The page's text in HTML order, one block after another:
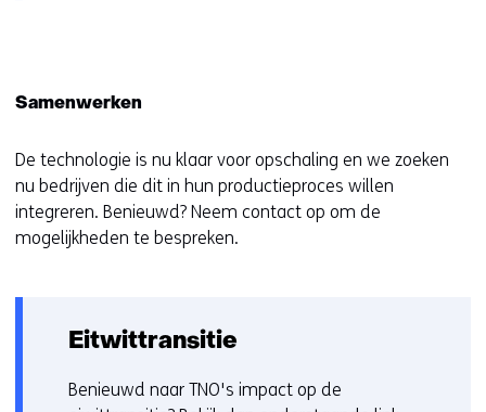
Samenwerken
De technologie is nu klaar voor opschaling en we zoeken
nu bedrijven die dit in hun productieproces willen
integreren. Benieuwd? Neem contact op om de
mogelijkheden te bespreken.
Eitwittransitie
Benieuwd naar TNO's impact op de